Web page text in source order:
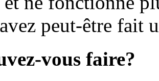
peut-être fait
vous faire?